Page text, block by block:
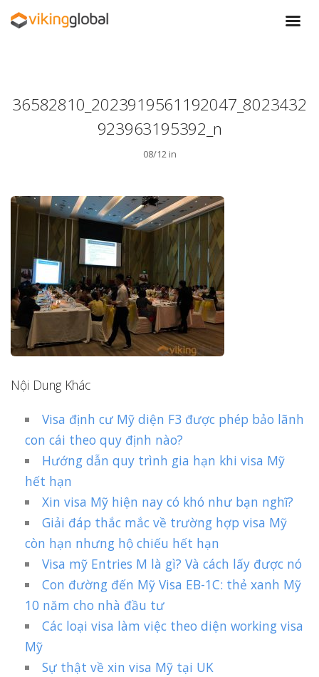
36582810_2023919561192047_8023432
923963195392_n
08/12 in
Nội Dung Khác
Visa định cư Mỹ diện F3 được phép bảo lãnh
con cái theo quy định nào?
Hướng dẫn quy trình gia hạn khi visa Mỹ
hết hạn
Xin visa Mỹ hiện nay có khó như bạn nghĩ?
Giải đáp thắc mắc về trường hợp visa Mỹ
còn hạn nhưng hộ chiếu hết hạn
Visa mỹ Entries M là gì? Và cách lấy được nó
Con đường đến Mỹ Visa EB-1C: thẻ xanh Mỹ
10 năm cho nhà đầu tư
Các loại visa làm việc theo diện working visa
Mỹ
Sự thật về xin visa Mỹ tại UK